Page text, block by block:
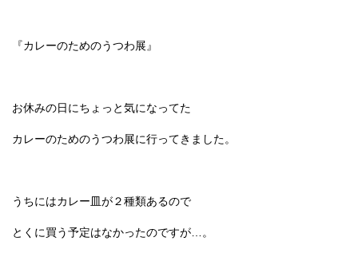
『カレーのためのうつわ展』
お休みの日にちょっと気になってた
カレーのためのうつわ展に行ってきました。
うちにはカレー皿が２種類あるので
とくに買う予定はなかったのですが…。